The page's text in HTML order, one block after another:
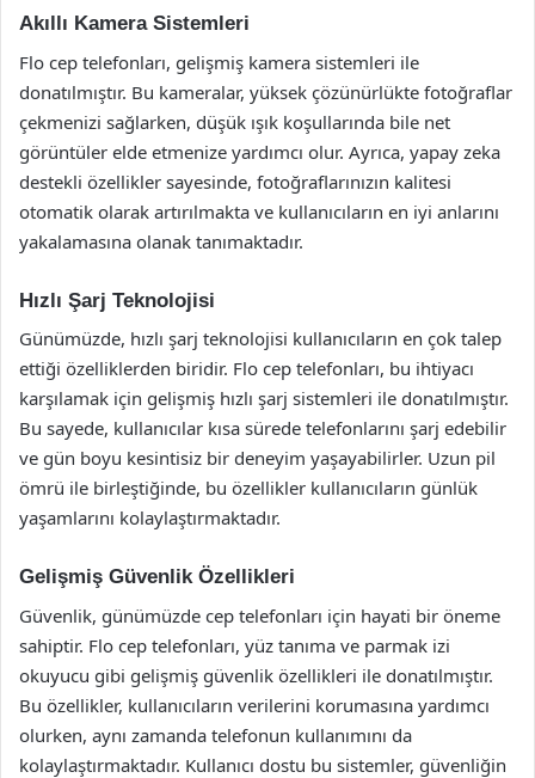
Akıllı Kamera Sistemleri
Flo cep telefonları, gelişmiş kamera sistemleri ile
donatılmıştır. Bu kameralar, yüksek çözünürlükte fotoğraflar
çekmenizi sağlarken, düşük ışık koşullarında bile net
görüntüler elde etmenize yardımcı olur. Ayrıca, yapay zeka
destekli özellikler sayesinde, fotoğraflarınızın kalitesi
otomatik olarak artırılmakta ve kullanıcıların en iyi anlarını
yakalamasına olanak tanımaktadır.
Hızlı Şarj Teknolojisi
Günümüzde, hızlı şarj teknolojisi kullanıcıların en çok talep
ettiği özelliklerden biridir. Flo cep telefonları, bu ihtiyacı
karşılamak için gelişmiş hızlı şarj sistemleri ile donatılmıştır.
Bu sayede, kullanıcılar kısa sürede telefonlarını şarj edebilir
ve gün boyu kesintisiz bir deneyim yaşayabilirler. Uzun pil
ömrü ile birleştiğinde, bu özellikler kullanıcıların günlük
yaşamlarını kolaylaştırmaktadır.
Gelişmiş Güvenlik Özellikleri
Güvenlik, günümüzde cep telefonları için hayati bir öneme
sahiptir. Flo cep telefonları, yüz tanıma ve parmak izi
okuyucu gibi gelişmiş güvenlik özellikleri ile donatılmıştır.
Bu özellikler, kullanıcıların verilerini korumasına yardımcı
olurken, aynı zamanda telefonun kullanımını da
kolaylaştırmaktadır. Kullanıcı dostu bu sistemler, güvenliğin